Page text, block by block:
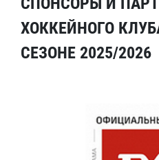
ХОККЕЙНОГО
СЕЗОНЕ 2025/2026